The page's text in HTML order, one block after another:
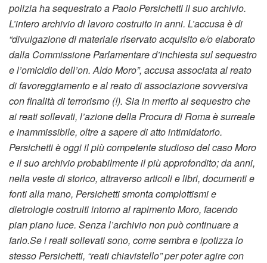
polizia ha sequestrato a Paolo Persichetti il suo archivio.
L’intero archivio di lavoro costruito in anni. L’accusa è di
“divulgazione di materiale riservato acquisito e/o elaborato
dalla Commissione Parlamentare d’inchiesta sul sequestro
e l’omicidio dell’on. Aldo Moro”, accusa associata al reato
di favoreggiamento e al reato di associazione sovversiva
con finalità di terrorismo (!). Sia in merito al sequestro che
ai reati sollevati, l’azione della Procura di Roma è surreale
e inammissibile, oltre a sapere di atto intimidatorio.
Persichetti è oggi il più competente studioso del caso Moro
e il suo archivio probabilmente il più approfondito; da anni,
nella veste di storico, attraverso articoli e libri, documenti e
fonti alla mano, Persichetti smonta complottismi e
dietrologie costruiti intorno al rapimento Moro, facendo
pian piano luce. Senza l’archivio non può continuare a
farlo.Se i reati sollevati sono, come sembra e ipotizza lo
stesso Persichetti, “reati chiavistello” per poter agire con